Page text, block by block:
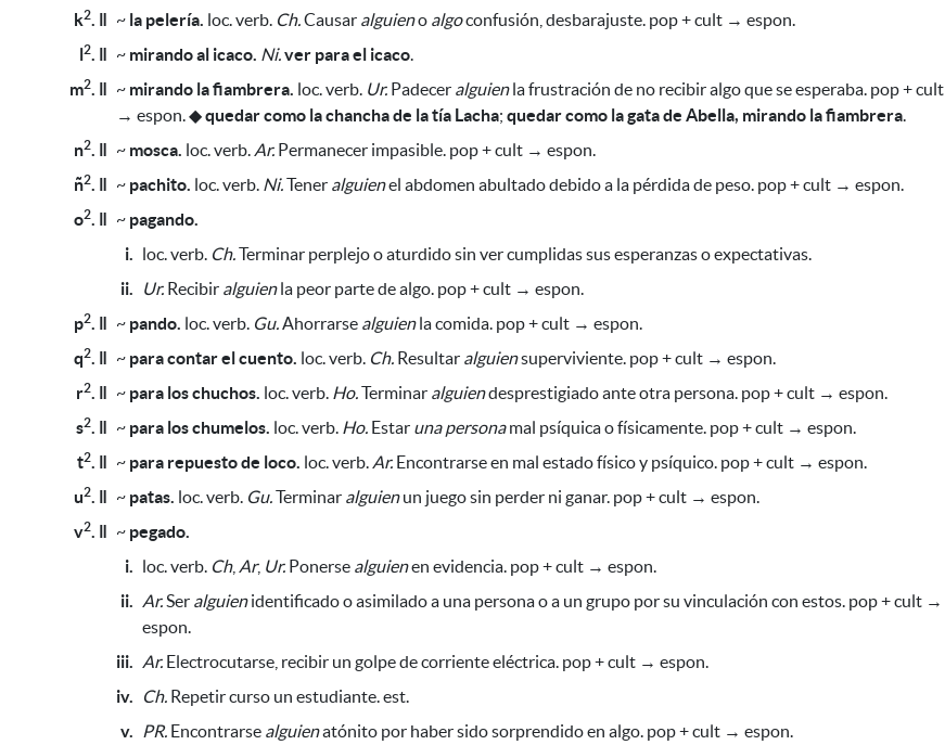
k2. ǁ ~ la pelería. loc. verb. Ch.Causar alguieno algoconfusión, desbarajuste. pop + cult → espon.
l2. ǁ ~ mirando al icaco. Ni.ver para el icaco.
m2. ǁ ~ mirando la fiambrera. loc. verb. Ur. Padecer alguienla frustración de no recibir algo que se esperaba. pop + cult
→ espon.◆quedar como la chancha de la tía Lacha; quedar como la gata de Abella, mirando la fiambrera.
n2. ǁ ~ mosca. loc. verb. Ar. Permanecer impasible. pop + cult → espon.
ñ2. ǁ ~ pachito. loc. verb. Ni.Tener alguienel abdomen abultadodebido a la pérdida de peso. pop + cult → espon.
o2. ǁ ~ pagando.
i. loc. verb. Ch.Terminar perplejo o aturdido sin ver cumplidas sus esperanzas o expectativas.
ii.
Ur. Recibir alguienla peor parte de algo. pop + cult → espon.
p2. ǁ ~ pando. loc. verb. Gu.Ahorrarse alguienla comida. pop + cult → espon.
q2. ǁ ~ para contar el cuento. loc. verb. Ch. Resultar alguiensuperviviente. pop + cult → espon.
r2. ǁ ~ para los chuchos. loc. verb. Ho.Terminar alguiendesprestigiado ante otra persona. pop + cult → espon.
s2. ǁ ~ para los chumelos. loc. verb. Ho. Estar una personamal psíquica o físicamente. pop + cult → espon.
t2. ǁ ~ para repuesto de loco. loc. verb. Ar. Encontrarse en mal estado físico y psíquico. pop + cult → espon.
u2. ǁ ~ patas. loc. verb. Gu.Terminar alguienun juego sin perder ni ganar. pop + cult → espon.
v2. ǁ ~ pegado.
i. loc. verb. Ch, Ar, Ur. Ponerse alguienen evidencia. pop + cult → espon.
ii. Ar.Ser alguienidentificado o asimilado a una persona o a un grupo por su vinculación con estos. pop + cult →
espon.
iii. Ar. Electrocutarse, recibir un golpe de corriente eléctrica. pop + cult → espon.
iv.
Ch. Repetir curso un estudiante. est.
v.
PR. Encontrarse alguienatónito por haber sido sorprendido en algo. pop + cult → espon.